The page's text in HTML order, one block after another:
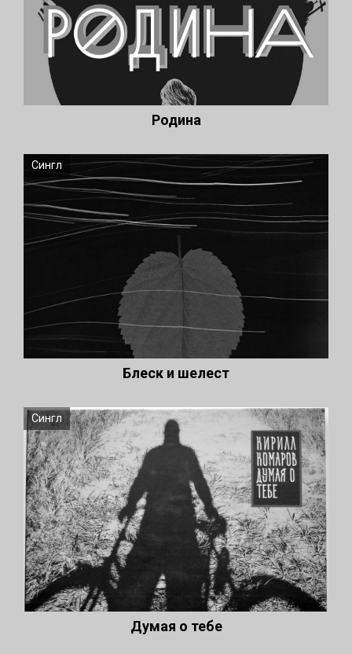
Родина
Сингл
Блеск и шелест
Сингл
Думая о тебе